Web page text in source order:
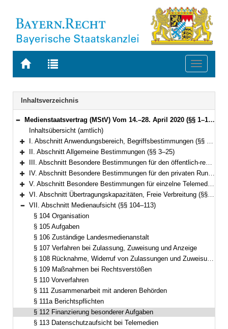
Zur
BAYERN.RECHT
Zur
letzten
Suche
Toggle
Navigation
Inhaltsverzeichnis
Bereich reduzieren
Medienstaatsvertrag (MStV) Vom 14.–28. April 2020 (§§ 1–122)
Inhaltsübersicht (amtlich)
Bereich erweitern
I. Abschnitt Anwendungsbereich, Begriffsbestimmungen (§§ 1–2)
Bereich erweitern
II. Abschnitt Allgemeine Bestimmungen (§§ 3–25)
Bereich erweitern
III. Abschnitt Besondere Bestimmungen für den öffentlich-rechtlichen Rundfunk (§§ 26–49)
Bereich erweitern
IV. Abschnitt Besondere Bestimmungen für den privaten Rundfunk (§§ 50–73)
Bereich erweitern
V. Abschnitt Besondere Bestimmungen für einzelne Telemedien (§§ 74–99e)
Bereich erweitern
VI. Abschnitt Übertragungskapazitäten, Freie Verbreitung (§§ 100–103)
Bereich reduzieren
VII. Abschnitt Medienaufsicht (§§ 104–113)
§ 104 Organisation
§ 105 Aufgaben
§ 106 Zuständige Landesmedienanstalt
§ 107 Verfahren bei Zulassung, Zuweisung und Anzeige
§ 108 Rücknahme, Widerruf von Zulassungen und Zuweisungen
§ 109 Maßnahmen bei Rechtsverstößen
§ 110 Vorverfahren
§ 111 Zusammenarbeit mit anderen Behörden
§ 111a Berichtspflichten
§ 112 Finanzierung besonderer Aufgaben
§ 113 Datenschutzaufsicht bei Telemedien